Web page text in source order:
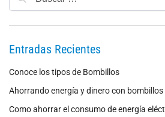
Entradas Recientes
Conoce los tipos de Bombillos
Ahorrando energía y dinero con bombillos
Como ahorrar el consumo de energía